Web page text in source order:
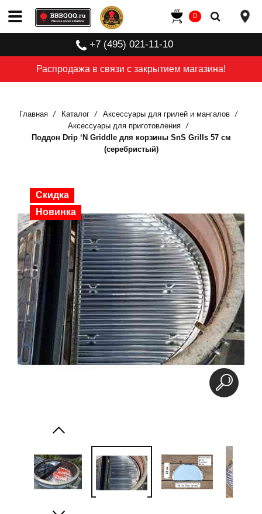
Распродажа в связи с закрытием магазина!
+7 (495) 021-11-10
0
Главная Каталог
Аксессуары для грилей и мангалов
Аксессуары для приготовления
Поддон Drip ‘N Griddle для корзины SnS Grills 57 см
(серебристый)
Скидка
Новинка
Скидка
Новинка
Скидка
Новинка
Скидка
Новинка
Скидка
Новинка
Скидка
Новинка